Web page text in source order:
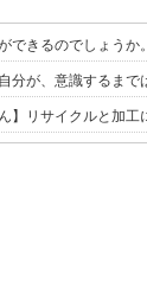
できるのでしょうか。
分が、意識するま
】リサイクルと加